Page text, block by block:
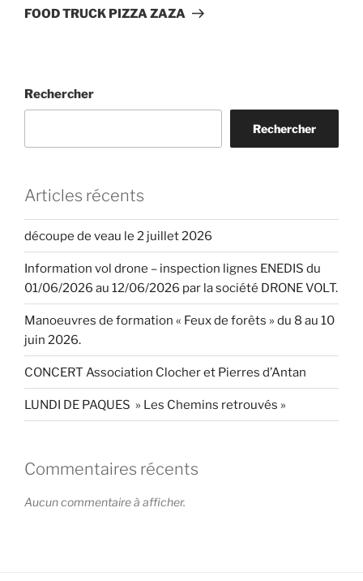
suivant
FOOD TRUCK PIZZA ZAZA
Rechercher
Rechercher
Articles récents
découpe de veau le 2 juillet 2026
Information vol drone – inspection lignes ENEDIS du
01/06/2026 au 12/06/2026 par la société DRONE VOLT.
Manoeuvres de formation « Feux de forêts » du 8 au 10
juin 2026.
CONCERT Association Clocher et Pierres d’Antan
LUNDI DE PAQUES » Les Chemins retrouvés »
Commentaires récents
Aucun commentaire à afficher.